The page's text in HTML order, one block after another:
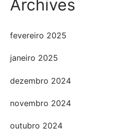
Archives
fevereiro 2025
janeiro 2025
dezembro 2024
novembro 2024
outubro 2024